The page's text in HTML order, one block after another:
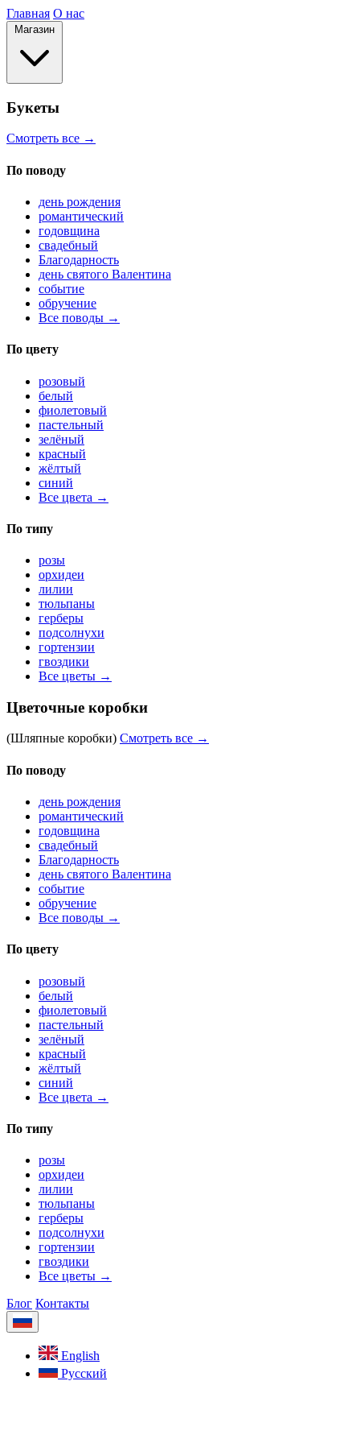
Главная О нас
Магазин
Букеты
Смотреть все →
По поводу
день рождения
романтический
годовщина
свадебный
Благодарность
день святого Валентина
событие
обручение
Все поводы →
По цвету
розовый
белый
фиолетовый
пастельный
зелёный
красный
жёлтый
синий
Все цвета →
По типу
розы
орхидеи
лилии
тюльпаны
герберы
подсолнухи
гортензии
гвоздики
Все цветы →
Цветочные коробки
(Шляпные коробки) Смотреть все →
По поводу
день рождения
романтический
годовщина
свадебный
Благодарность
день святого Валентина
событие
обручение
Все поводы →
По цвету
розовый
белый
фиолетовый
пастельный
зелёный
красный
жёлтый
синий
Все цвета →
По типу
розы
орхидеи
лилии
тюльпаны
герберы
подсолнухи
гортензии
гвоздики
Все цветы →
Блог Контакты
English
Русский